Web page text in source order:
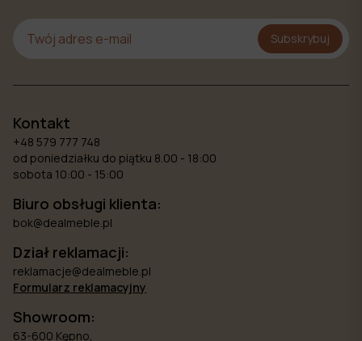
Subskrybuj
Kontakt
+48 579 777 748
od poniedziałku do piątku 8.00 - 18:00
sobota 10:00 - 15:00
Biuro obsługi klienta:
bok@dealmeble.pl
Dział reklamacji:
reklamacje@dealmeble.pl
Formularz reklamacyjny
Showroom:
63-600 Kępno,